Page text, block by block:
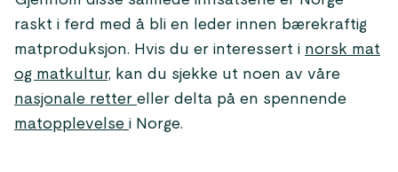
raskt i ferd med å bli en leder innen bærekraftig
matproduksjon. Hvis du er interessert i norsk mat
og matkultur, kan du sjekke ut noen av våre
nasjonale retter eller delta på en spennende
matopplevelse i Norge.